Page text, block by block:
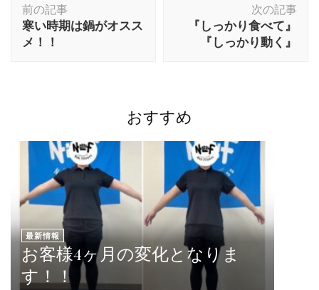
前の記事
寒い時期は鍋がオスス
メ！！
次の記事
『しっかり食べて』
『しっかり動く』
おすすめ
最新情報
お客様4ヶ月の変化となりま
す！！